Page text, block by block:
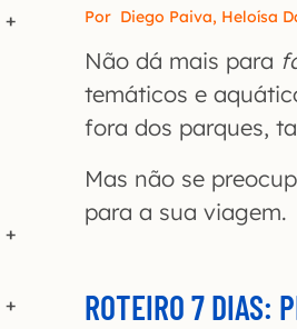
Por Diego Paiva, Heloísa
Não dá mais para
temáticos e
fora dos parques,
Mas não se
para a sua viagem.
ROTEIRO 7 DIAS: